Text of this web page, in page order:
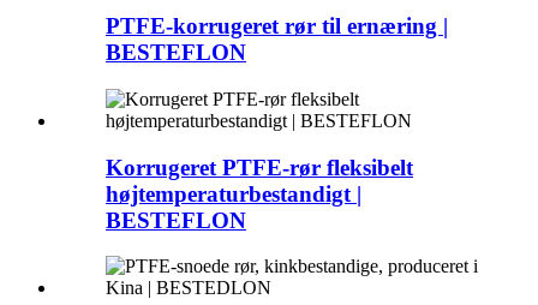
PTFE-korrugeret rør til ernæring |
BESTEFLON
Korrugeret PTFE-rør fleksibelt
højtemperaturbestandigt |
BESTEFLON